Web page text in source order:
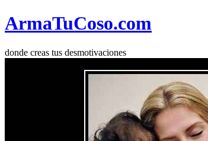
ArmaTuCoso.com
donde creas tus desmotivaciones